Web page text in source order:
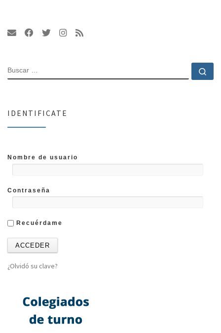
BUSCAR
IDENTIFICATE
Nombre de usuario
Contraseña
Recuérdame
¿Olvidó su clave?